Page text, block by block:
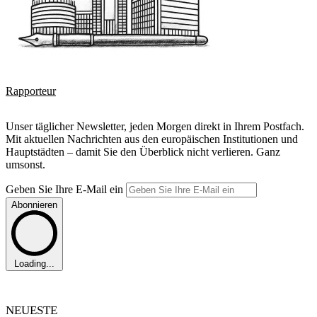
Rapporteur
Unser täglicher Newsletter, jeden Morgen direkt in Ihrem Postfach.
Mit aktuellen Nachrichten aus den europäischen Institutionen und
Hauptstädten – damit Sie den Überblick nicht verlieren. Ganz
umsonst.
Geben Sie Ihre E-Mail ein
Abonnieren
Loading...
NEUESTE